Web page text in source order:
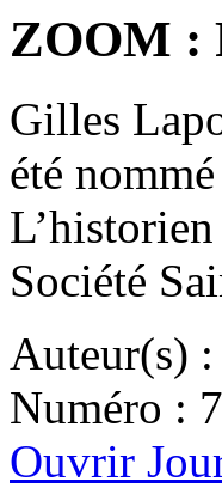
ZOOM :
Gilles
été
Société
Auteur(s) :
Numéro :
Ouvrir